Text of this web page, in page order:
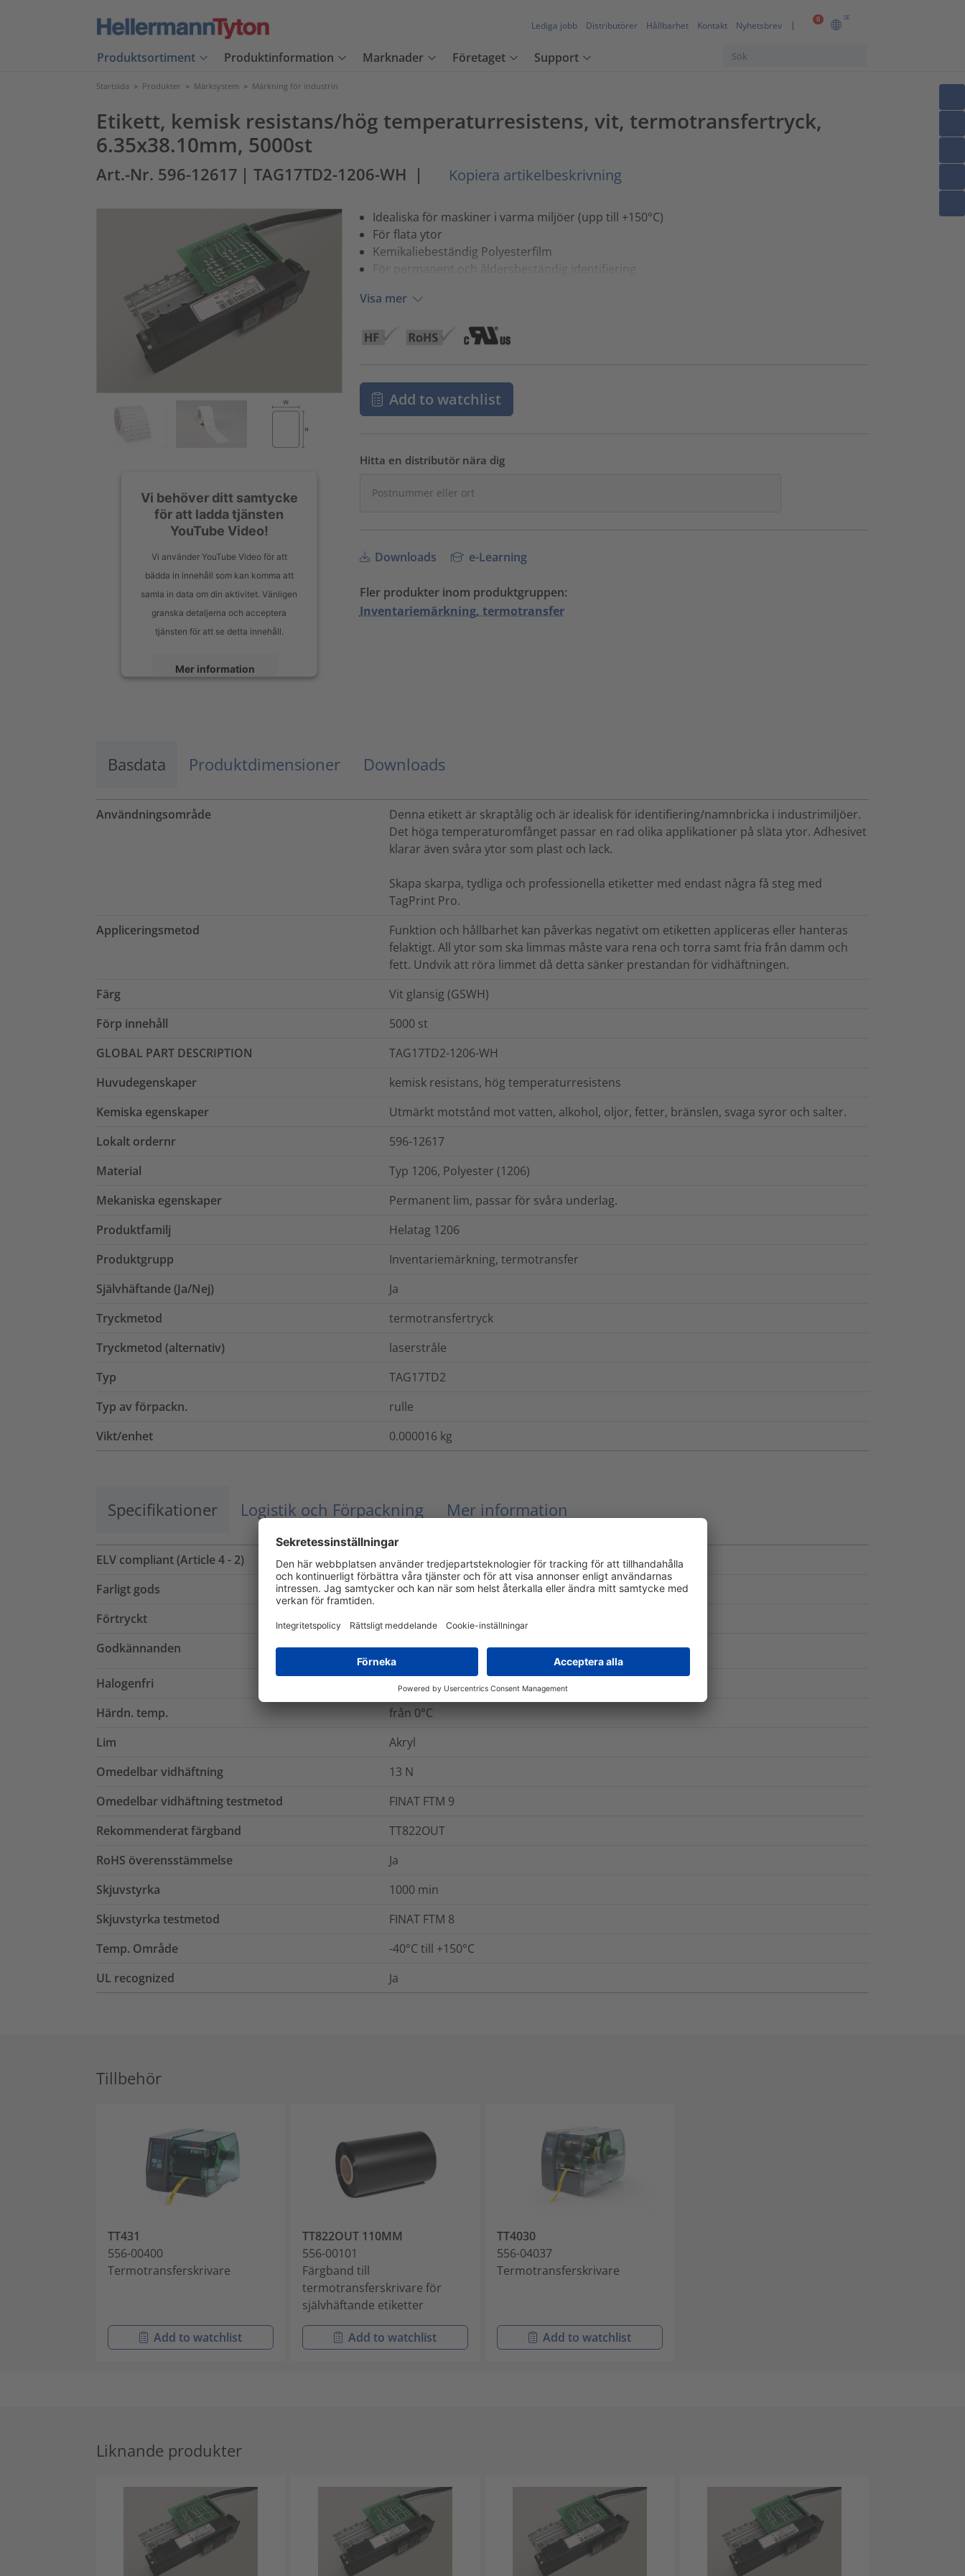
0 SE
Lediga jobb Distributörer Hållbarhet Kontakt Nyhetsbrev
Produktsortiment Produktinformation Marknader Företaget Support
Startsida > Produkter > Märksystem > Märkning för industrin
Etikett, kemisk resistans/hög temperaturresistens, vit, termotransfertryck,
6.35x38.10mm, 5000st
Art.-Nr. 596-12617 | TAG17TD2-1206-WH | Kopiera artikelbeskrivning
Vi behöver ditt samtycke
för att ladda tjänsten
YouTube Video!
Vi använder YouTube Video för att
bädda in innehåll som kan komma att
samla in data om din aktivitet. Vänligen
granska detaljerna och acceptera
tjänsten för att se detta innehåll.
Mer information
Idealiska för maskiner i varma miljöer (upp till +150°C)
För flata ytor
Kemikaliebeständig Polyesterfilm
För permanent och åldersbeständig identifiering
Visa mer
Add to watchlist
Hitta en distributör nära dig
Downloads e-Learning
Fler produkter inom produktgruppen:
Inventariemärkning, termotransfer
Basdata Produktdimensioner Downloads
Användningsområde
Denna etikett är skraptålig och är idealisk för identifiering/namnbricka i industrimiljöer.
Det höga temperaturomfånget passar en rad olika applikationer på släta ytor. Adhesivet
klarar även svåra ytor som plast och lack.
Skapa skarpa, tydliga och professionella etiketter med endast några få steg med
TagPrint Pro.
Appliceringsmetod
Funktion och hållbarhet kan påverkas negativt om etiketten appliceras eller hanteras
felaktigt. All ytor som ska limmas måste vara rena och torra samt fria från damm och
fett. Undvik att röra limmet då detta sänker prestandan för vidhäftningen.
Färg
Vit glansig (GSWH)
Förp innehåll
5000 st
GLOBAL PART DESCRIPTION
TAG17TD2-1206-WH
Huvudegenskaper
kemisk resistans, hög temperaturresistens
Kemiska egenskaper
Utmärkt motstånd mot vatten, alkohol, oljor, fetter, bränslen, svaga syror och salter.
Lokalt ordernr
596-12617
Material
Typ 1206, Polyester (1206)
Mekaniska egenskaper
Permanent lim, passar för svåra underlag.
Produktfamilj
Helatag 1206
Produktgrupp
Inventariemärkning, termotransfer
Självhäftande (Ja/Nej)
Ja
Tryckmetod
termotransfertryck
Tryckmetod (alternativ)
laserstråle
Typ
TAG17TD2
Typ av förpackn.
rulle
Vikt/enhet
0.000016 kg
Specifikationer Logistik och Förpackning Mer information
ELV compliant (Article 4 - 2)
Ja
Farligt gods
Nej
Förtryckt
Nej
Godkännanden
Halogenfri
Härdn. temp.
från 0°C
Lim
Akryl
Omedelbar vidhäftning
13 N
Omedelbar vidhäftning testmetod
FINAT FTM 9
Rekommenderat färgband
TT822OUT
RoHS överensstämmelse
Ja
Skjuvstyrka
1000 min
Skjuvstyrka testmetod
FINAT FTM 8
Temp. Område
-40°C till +150°C
UL recognized
Ja
Tillbehör
TT431
556-00400
Termotransferskrivare
Add to watchlist
TT822OUT 110MM
556-00101
Färgband till
termotransferskrivare för
självhäftande etiketter
Add to watchlist
TT4030
556-04037
Termotransferskrivare
Add to watchlist
Liknande produkter